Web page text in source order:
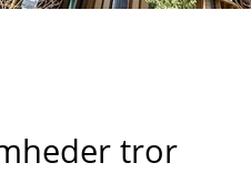
tror